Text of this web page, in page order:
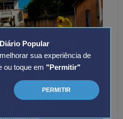
Popular
sua experiência de
ou toque em "Permitir"
PERMITIR